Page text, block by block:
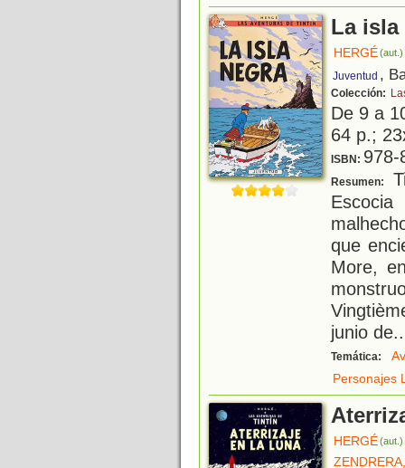
La isla
HERGÉ(aut.)
Juventud ,
Colección:
De 9 a
64 p.;
ISBN: 978-
Resumen:
que
More,
junio de
Temática:
Personajes
HERGÉ(aut.)